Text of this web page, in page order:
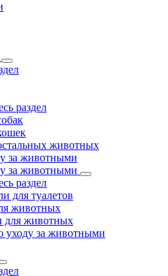
раздел
животных
за животными
за животными
раздел
для туалетов
животных
для животных
уходу за животными